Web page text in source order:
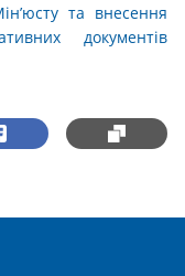
та внесення
документів